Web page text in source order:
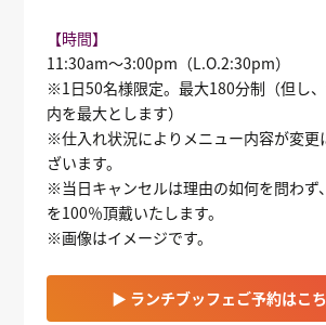
【時間】
11:30am～3:00pm（L.O.2:30pm）
※1日50名様限定。最大180分制（但し
内を最大とします）
※仕入れ状況によりメニュー内容が変更
ざいます。
※当日キャンセルは理由の如何を問わず
を100％頂戴いたします。
※画像はイメージです。
▶ ランチブッフェご予約はこ